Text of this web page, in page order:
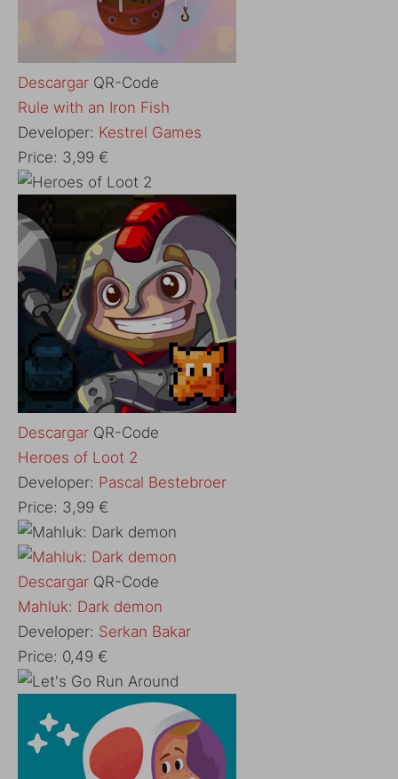
Descargar QR-Code
‎Rule with an Iron Fish
Developer: Kestrel Games
Price: 3,99 €
Descargar QR-Code
‎Heroes of Loot 2
Developer: Pascal Bestebroer
Price: 3,99 €
Descargar QR-Code
‎Mahluk: Dark demon
Developer: Serkan Bakar
Price: 0,49 €